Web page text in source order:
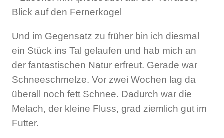
Und im Gegensatz zu früher bin ich diesmal
ein Stück ins Tal gelaufen und hab mich an
der fantastischen Natur erfreut. Gerade war
Schneeschmelze. Vor zwei Wochen lag da
überall noch fett Schnee. Dadurch war die
Melach, der kleine Fluss, grad ziemlich gut im
Futter.